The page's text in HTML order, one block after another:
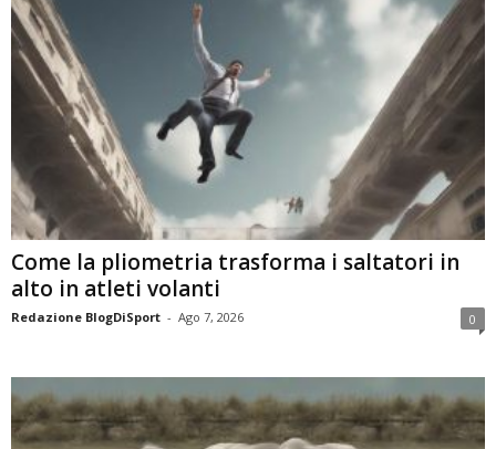
Come la pliometria trasforma i saltatori in
alto in atleti volanti
Redazione BlogDiSport - Ago 7, 2026 0